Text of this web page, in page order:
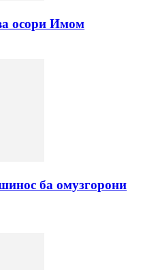
осори Имом
ба омузгорони